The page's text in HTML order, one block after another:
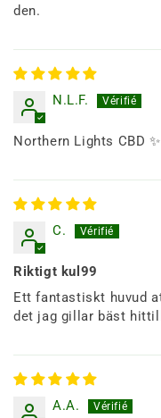
den.
N.L.F.
Northern Lights CBD
C.
Riktigt kul99
Ett fantastiskt huvud
det jag gillar bäst
A.A.